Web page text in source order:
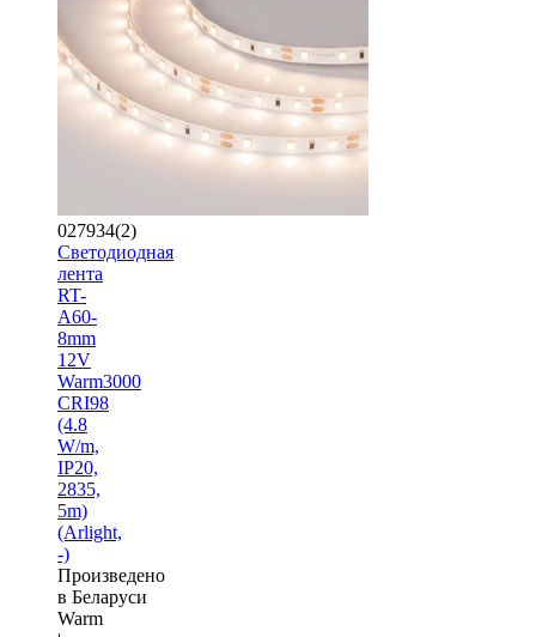
027934(2)
Светодиодная
лента
RT-
A60-
8mm
12V
Warm3000
CRI98
(4.8
W/m,
IP20,
2835,
5m)
(Arlight,
-)
Произведено
в Беларуси
Warm